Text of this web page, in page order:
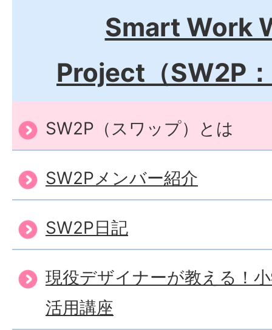
Smart Work
Project（SW2P
SW2P（スワップ）とは
SW2Pメンバー紹介
SW2P日記
現役デザイナーが教える！
活用講座